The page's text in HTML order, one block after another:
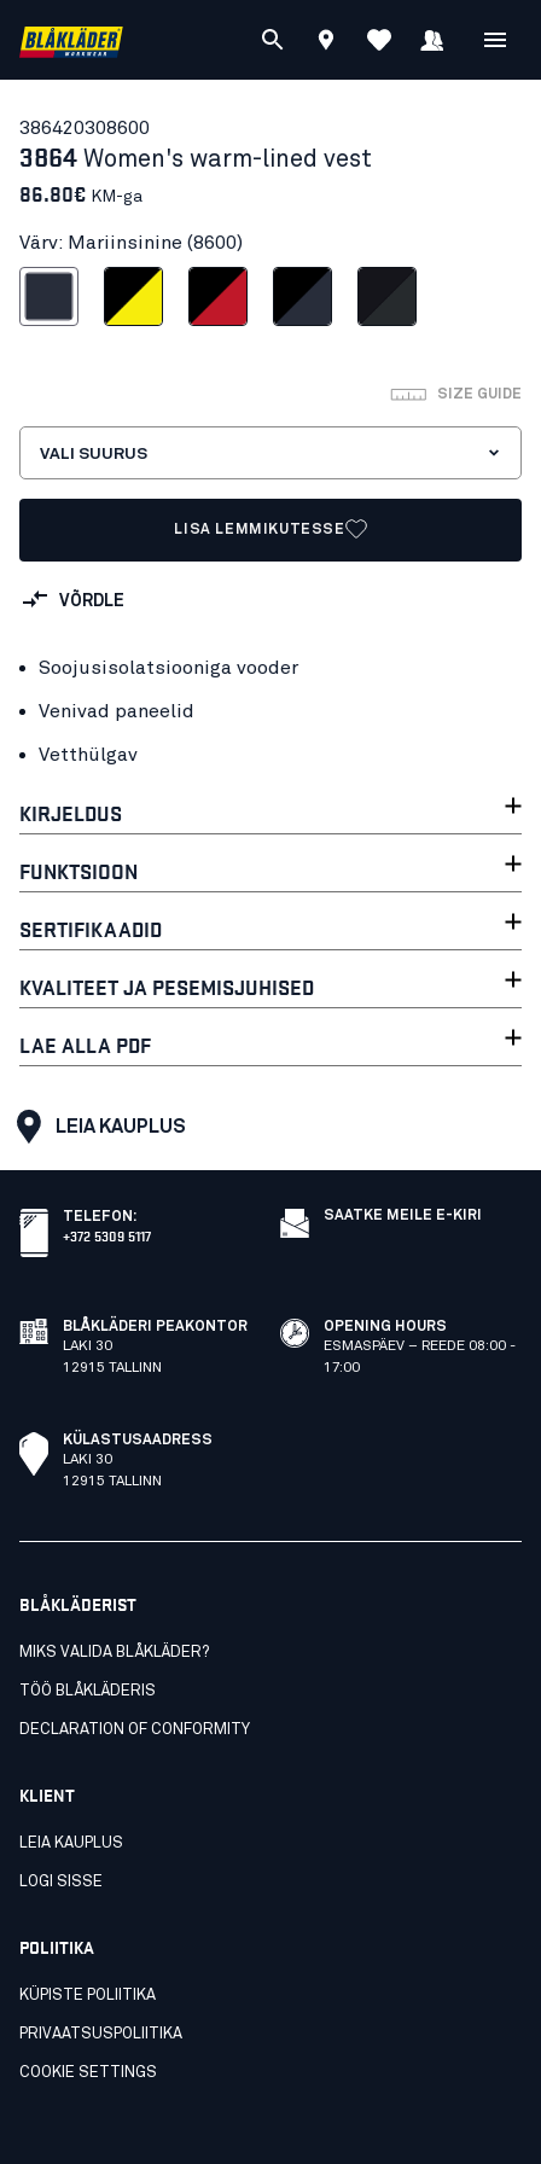
386420308600
3864 Women's warm-lined vest
86.80€ KM-ga
Värv: Mariinsinine (8600)
Must/NeoonkollaneMust/PunaneBlack/Dark navy blue
SIZE GUIDE
VALI SUURUS
LISA LEMMIKUTESSE
VÕRDLE
Soojusisolatsiooniga vooder
Venivad paneelid
Vetthülgav
KIRJELDUS
FUNKTSIOON
SERTIFIKAADID
KVALITEET JA PESEMISJUHISED
LAE ALLA PDF
LEIA KAUPLUS
TELEFON :
+372 5309 5117
SAATKE MEILE E-KIRI
BLÅKLÄDERI PEAKONTOR
LAKI 30
12915 TALLINN
OPENING HOURS
ESMASPÄEV – REEDE 08:00 -
17:00
KÜLASTUSAADRESS
LAKI 30
12915 TALLINN
BLÅKLÄDERIST
MIKS VALIDA BLÅKLÄDER?
TÖÖ BLÅKLÄDERIS
DECLARATION OF CONFORMITY
KLIENT
LEIA KAUPLUS
LOGI SISSE
POLIITIKA
KÜPISTE POLIITIKA
PRIVAATSUSPOLIITIKA
COOKIE SETTINGS